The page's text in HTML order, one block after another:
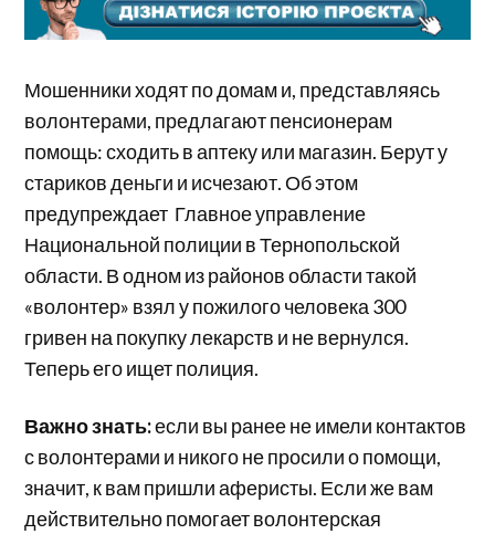
Мошенники ходят по домам и, представляясь
волонтерами, предлагают пенсионерам
помощь: сходить в аптеку или магазин. Берут у
стариков деньги и исчезают. Об этом
предупреждает Главное управление
Национальной полиции в Тернопольской
области. В одном из районов области такой
«волонтер» взял у пожилого человека 300
гривен на покупку лекарств и не вернулся.
Теперь его ищет полиция.
Важно знать:если вы ранее не имели контактов
с волонтерами и никого не просили о помощи,
значит, к вам пришли аферисты. Если же вам
действительно помогает волонтерская